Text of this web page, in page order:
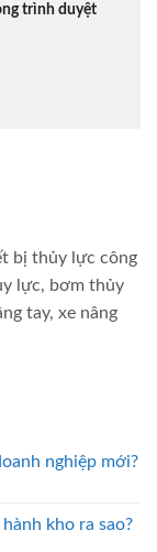
trình duyệt
bị thủy lực công
lực, bơm thủy
tay, xe nâng
nghiệp mới?
kho ra sao?